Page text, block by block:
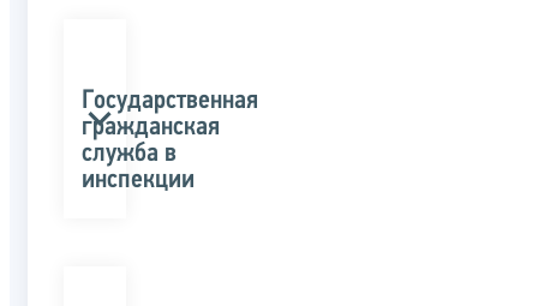
Государственная
гражданская
служба в
инспекции